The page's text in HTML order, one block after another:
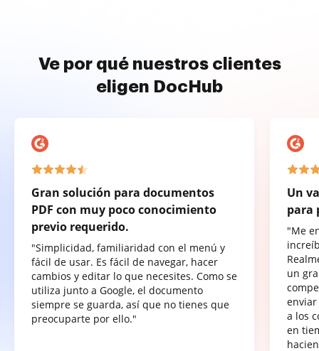
Ve por qué nuestros clientes
eligen DocHub
Gran solución para documentos
PDF con muy poco conocimiento
previo requerido.
"Simplicidad, familiaridad con el menú y
fácil de usar. Es fácil de navegar, hacer
cambios y editar lo que necesites. Como se
utiliza junto a Google, el documento
siempre se guarda, así que no tienes que
preocuparte por ello."
Un
para
"Me
un
a los
en